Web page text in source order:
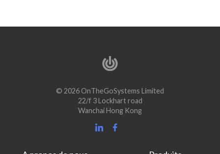
© 2026 OnTheGoSystems Limited
22/f 3 Lockhart road
Wanchai Hong Kong